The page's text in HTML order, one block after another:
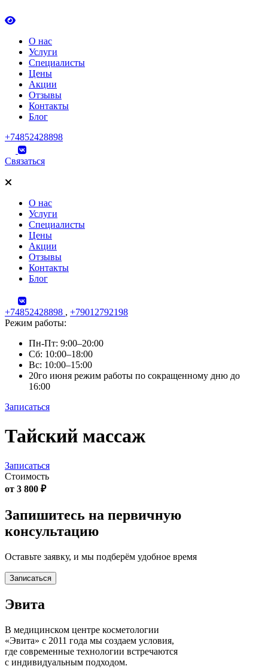
О нас
Услуги
Специалисты
Цены
Акции
Отзывы
Контакты
Блог
+74852428898
Связаться
О нас
Услуги
Специалисты
Цены
Акции
Отзывы
Контакты
Блог
+74852428898 , +79012792198
Режим работы:
Пн-Пт: 9:00–20:00
Сб: 10:00–18:00
Вс: 10:00–15:00
20го июня режим работы по сокращенному дню до
16:00
Записаться
Skip
to
Тайский массаж
Записаться
Стоимость
от 3 800 ₽
Запишитесь на первичную
консультацию
Оставьте заявку, и мы подберём удобное время
Записаться
Эвита
В медицинском центре косметологии
«Эвита» с 2011 года мы создаем условия,
где современные технологии встречаются
с индивидуальным подходом.